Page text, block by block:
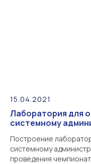
15.04.2021
Лаборатория для
системному
Построение
системному
проведения